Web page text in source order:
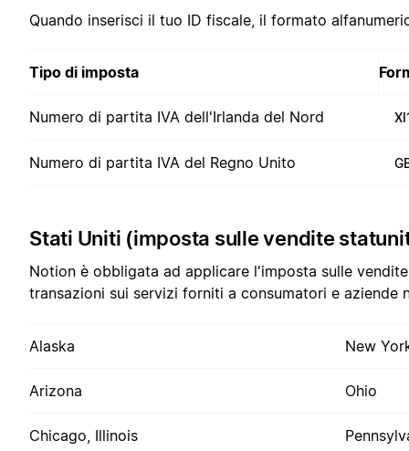
Quando inserisci il tuo ID fiscale, il formato
Tipo di imposta
Numero di partita IVA dell'Irlanda del Nord
Numero di partita IVA del Regno Unito
Stati Uniti (imposta sulle vendite
Notion è obbligata ad applicare l'imposta sulle
transazioni sui servizi forniti a consumatori e aziende
Alaska New
Arizona Ohio
Chicago, Illinois